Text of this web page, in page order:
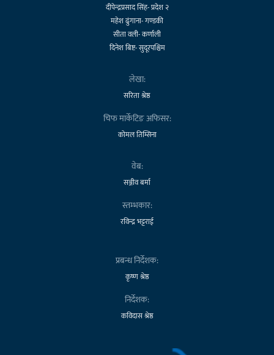
दीपेन्द्रप्रसाद सिंह- प्रदेश २
महेश ढुंगाना- गण्डकी
सीता वली- कर्णाली
दिनेश बिष्ट- सुदूरपश्चिम
लेखा:
सरिता श्रेष्ठ
चिफ मार्केटिङ अफिसर:
कोमल तिम्सिना
वेब:
सञ्जीव बर्मा
स्तम्भकार:
रविन्द्र भट्टराई
प्रबन्ध निर्देशक:
कृष्ण श्रेष्ठ
निर्देशक:
कविदास श्रेष्ठ